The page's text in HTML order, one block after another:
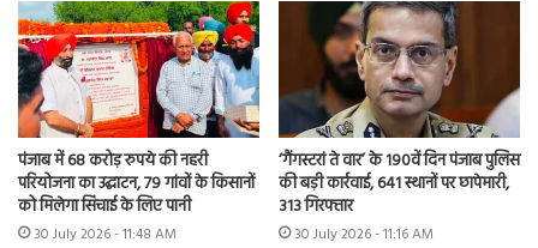
पंजाब में 68 करोड़ रुपये की नहरी
परियोजना का उद्घाटन, 79 गांवों के किसानों
को मिलेगा सिंचाई के लिए पानी
30 July 2026 - 11:48 AM
‘गैंगस्टरां ते वार’ के 190वें दिन पंजाब पुलिस
की बड़ी कार्रवाई, 641 स्थानों पर छापेमारी,
313 गिरफ्तार
30 July 2026 - 11:16 AM